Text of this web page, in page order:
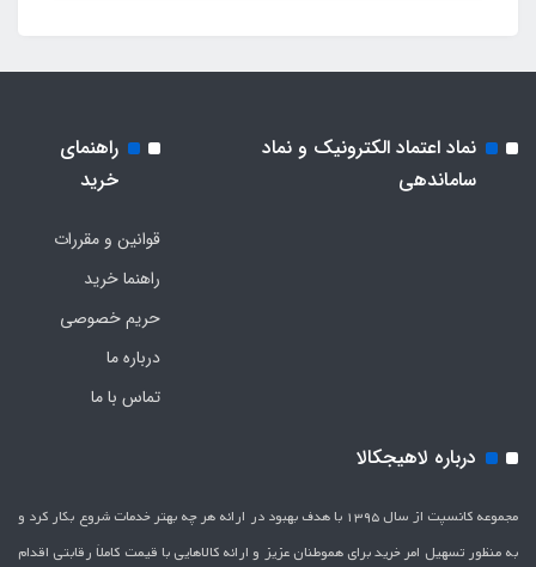
نماد اعتماد الکترونیک و نماد
ساماندهی
راهنمای
خرید
قوانین و مقررات
راهنما خرید
حریم خصوصی
درباره ما
تماس با ما
درباره لاهیجکالا
مجموعه کانسپت از سال 1395 با هدف بهبود در ارائه هر چه بهتر خدمات شروع بکار کرد و
به منظور تسهیل امر خرید برای هموطنان عزیز و ارائه کالاهایی با قیمت کاملاَ رقابتی اقدام